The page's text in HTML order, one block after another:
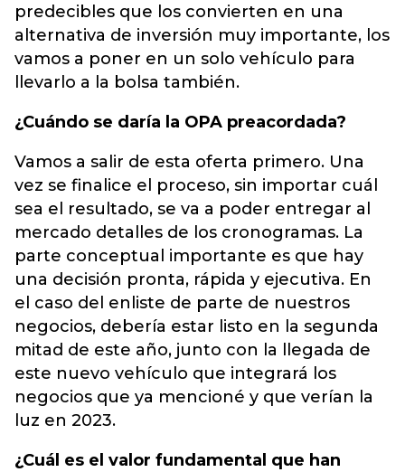
predecibles que los convierten en una
alternativa de inversión muy importante, los
vamos a poner en un solo vehículo para
llevarlo a la bolsa también.
¿Cuándo se daría la OPA preacordada?
Vamos a salir de esta oferta primero. Una
vez se finalice el proceso, sin importar cuál
sea el resultado, se va a poder entregar al
mercado detalles de los cronogramas. La
parte conceptual importante es que hay
una decisión pronta, rápida y ejecutiva. En
el caso del enliste de parte de nuestros
negocios, debería estar listo en la segunda
mitad de este año, junto con la llegada de
este nuevo vehículo que integrará los
negocios que ya mencioné y que verían la
luz en 2023.
¿Cuál es el valor fundamental que han